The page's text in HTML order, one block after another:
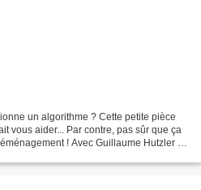
un algorithme ? Cette petite pièce
vous aider... Par contre, pas sûr que ça
! Avec Guillaume Hutzler et